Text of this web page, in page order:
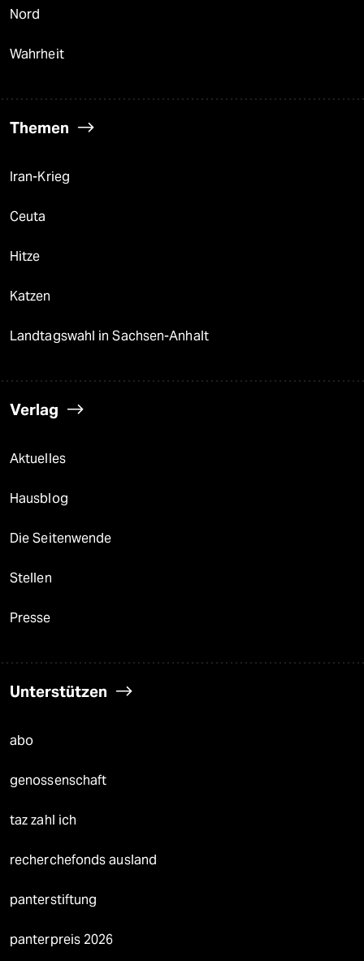
Nord
Wahrheit
Themen
Iran-Krieg
Ceuta
Hitze
Katzen
Landtagswahl in Sachsen-Anhalt
Verlag
Aktuelles
Hausblog
Die Seitenwende
Stellen
Presse
Unterstützen
abo
genossenschaft
taz zahl ich
recherchefonds ausland
panterstiftung
panterpreis 2026